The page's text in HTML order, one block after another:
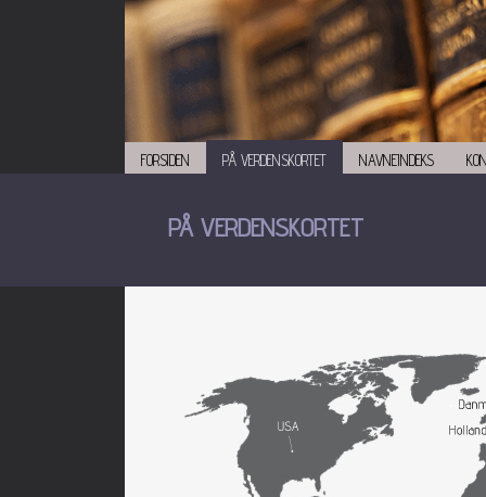
FORSIDEN PÅ VERDENSKORTET NAVNEINDEKS
PÅ VERDENSKORTET